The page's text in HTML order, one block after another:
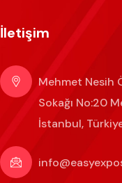
İletişim
Mehmet Nesih
Sokağı No:20
İstanbul,